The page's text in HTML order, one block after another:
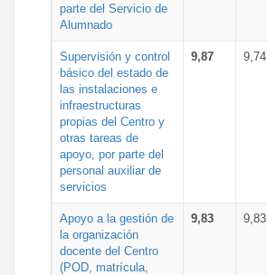
parte del Servicio de
Alumnado
Supervisión y control
básico del estado de
las instalaciones e
infraestructuras
propias del Centro y
otras tareas de
apoyo, por parte del
personal auxiliar de
servicios
9,87 9,74
Apoyo a la gestión de
la organización
docente del Centro
(POD, matrícula,
9,83 9,83